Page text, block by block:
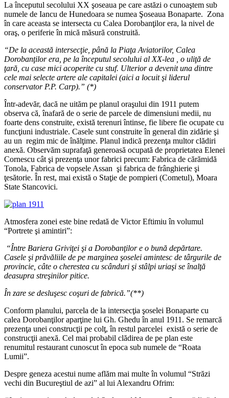
La începutul secolului XX şoseaua pe care astăzi o cunoaştem sub
numele de Iancu de Hunedoara se numea Şoseaua Bonaparte. Zona
în care aceasta se intersecta cu Calea Dorobanţilor era, la nivel de
oraş, o periferie în mică măsură construită.
“De la această intersecţie, până la Piaţa Aviatorilor, Calea
Dorobanţilor era, pe la începutul secolului al XX-lea , o uliţă de
ţară, cu case mici acoperite cu stuf. Ulterior a devenit una dintre
cele mai selecte artere ale capitalei (aici a locuit şi liderul
conservator P.P. Carp).” (*)
Într-adevăr, dacă ne uităm pe planul oraşului din 1911 putem
observa că, înafară de o serie de parcele de dimensiuni medii, nu
foarte dens construite, există terenuri întinse, fie libere fie ocupate cu
funcţiuni industriale. Casele sunt construite în general din zidărie şi
au un regim mic de înălţime. Planul indică prezenţa multor clădiri
anexă. Observăm suprafaţă generoasă ocupată de proprietatea Elenei
Cornescu cât şi prezenţa unor fabrici precum: Fabrica de cărămidă
Tonola, Fabrica de vopsele Assan şi fabrica de frânghierie şi
ţesătorie. În rest, mai există o Staţie de pompieri (Cometul), Moara
State Stancovici.
Atmosfera zonei este bine redată de Victor Eftimiu în volumul
“Portrete şi amintiri”:
“Între Bariera Griviţei şi a Dorobanţilor e o bună depărtare.
Casele şi prăvăliile de pe marginea şoselei amintesc de târgurile de
provincie, câte o cherestea cu scânduri şi stâlpi uriaşi se înalţă
deasupra streşinilor pitice.
În zare se desluşesc coşuri de fabrică.”(**)
Conform planului, parcela de la intersecţia şoselei Bonaparte cu
calea Dorobanţilor aparţine lui Gh. Ghedu în anul 1911. Se remarcă
prezenţa unei construcţii pe colţ, în restul parcelei există o serie de
construcţii anexă. Cel mai probabil clădirea de pe plan este
renumitul restaurant cunoscut în epoca sub numele de “Roata
Lumii”.
Despre geneza acestui nume aflăm mai multe în volumul “Străzi
vechi din Bucureştiul de azi” al lui Alexandru Ofrim: